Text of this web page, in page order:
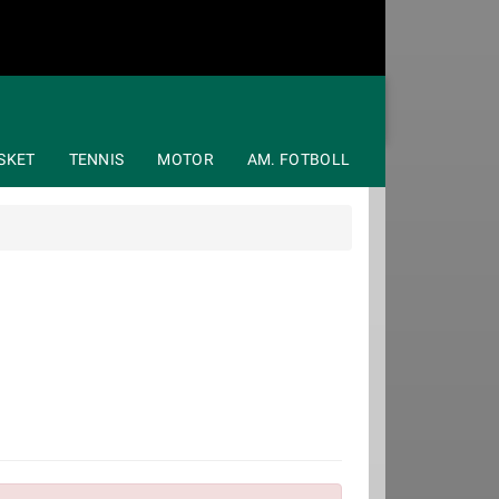
TENNIS MOTOR AM. FOTBOLL